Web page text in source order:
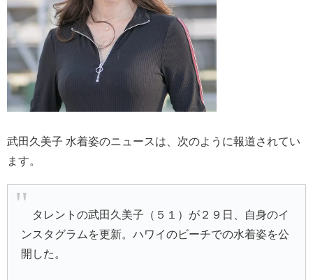
武田久美子 水着姿のニュースは、次のように報道されてい
ます。
タレントの武田久美子（５１）が２９日、自身のイ
ンスタグラムを更新。ハワイのビーチでの水着姿を公
開した。